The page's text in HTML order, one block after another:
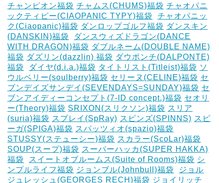
チャンピオン福袋 チャムス(CHUMS)福袋 チャオパニ
ックティピー(CIAOPANIC TYPY)福袋
チャオパニッ
ク(Ciaopanic)福袋 ダンロップゴルフ福袋 ダンスキン
(DANSKIN)福袋
ダンスウィズドラゴン(DANCE
WITH DRAGON)福袋 ダブルネーム(DOUBLE NAME)
福袋 ダズリン(dazzlin) 福袋 ダウポンチ(DALPONTE)
福袋
ダイヤ(d.i.a.)福袋 タイトリスト(Titleist)福袋 ソ
ウルベリー(soulberry)福袋 セリーヌ(CELINE)福袋 セ
ブンデイズサンデイ(SEVENDAYS=SUNDAY)福袋 セ
ブンアイディーコンセプト(7-ID concept.)福袋 セオリ
ー(Theory)福袋 SRIXON(スリクソン)福袋 スリア
(suria)福袋 スプレイ(SpRay) スピンズ(SPINNS) スピ
ーガ(SPIGA)福袋 スパッツィオ(spazio)福袋
STUSSY(ステューシー)福袋 スカラー(ScoLar)福袋
SOUP(スープ)福袋 スーパーハッカ(SUPER HAKKA)
福袋
スイートオブルームス(Suite of Rooms)福袋 シ
ンプルライフ福袋 ジョンブル(Johnbull)福袋
ジョル
ジュレッシュ(GEORGES RECH)福袋 ジョイリッチ